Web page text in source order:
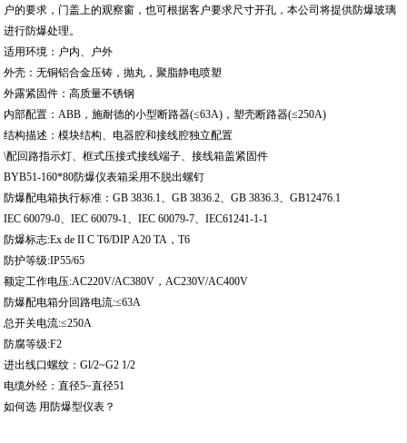
户的要求，门盖上的观察窗，也可根据客户要求尺寸开孔，本公司将提供防爆玻璃
进行防爆处理。
适用环境：户内、户外
外壳：无铜铝合金压铸，抛丸，聚脂静电喷塑
外露紧固件：高质量不锈钢
内部配置：ABB，施耐德的小型断路器(≤63A)，塑壳断路器(≤250A)
结构描述：模块结构、电器腔和接线腔独立配置
\配回路指示灯、框式压接式接线端子、接线箱盖紧固件
BYB51-160*80防爆仪表箱采用不脱出螺钉
防爆配电箱执行标准：GB 3836.1、GB 3836.2、GB 3836.3、GB12476.1
IEC 60079-0、IEC 60079-1、IEC 60079-7、IEC61241-1-1
防爆标志:Ex de II C T6/DIP A20 TA，T6
防护等级:IP55/65
额定工作电压:AC220V/AC380V，AC230V/AC400V
防爆配电箱分回路电流:≤63A
总开关电流:≤250A
防腐等级:F2
进出线口螺纹：Gl/2~G2 1/2
电缆外经：直径5~直径51
如何选 用防爆型仪表？